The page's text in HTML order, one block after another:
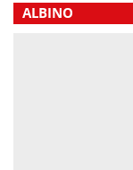
.
ALBINO